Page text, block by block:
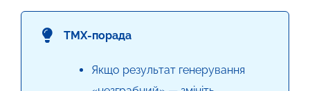
TMX-порада
Якщо результат генерування